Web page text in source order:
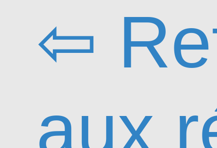
⇦
aux